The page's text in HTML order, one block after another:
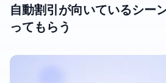
自動割引が向いているシー
ってもらう